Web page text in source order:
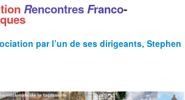
RencontresFranco-
par l’un de ses dirigeants, Stephen